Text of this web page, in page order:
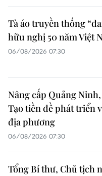
Tà áo truyền thống
hữu nghị 50 năm Việt
06/08/2026 07:30
Nâng cấp Quảng
Tạo tiền đề phát triển
địa phương
06/08/2026 07:30
Tổng Bí thư, Chủ tịch